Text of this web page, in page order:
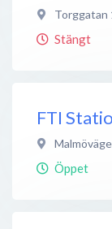
Torggatan
Stängt
FTI
Öppet